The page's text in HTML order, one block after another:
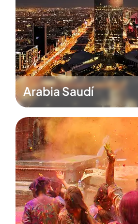
Arabia Saudí